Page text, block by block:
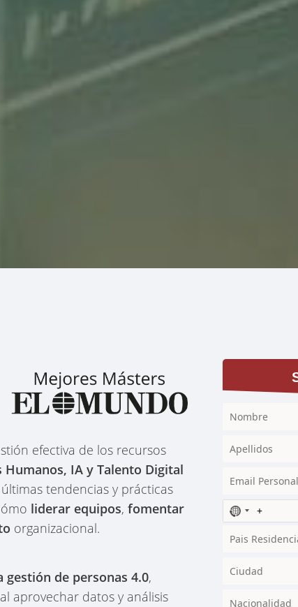
efectiva de los recursos
Humanos, IA y Talento Digital
tendencias y prácticas
liderar equipos,fomentar
organizacional.
gestión de personas 4.0,
aprovechar datos y análisis
N
o
c
u
t